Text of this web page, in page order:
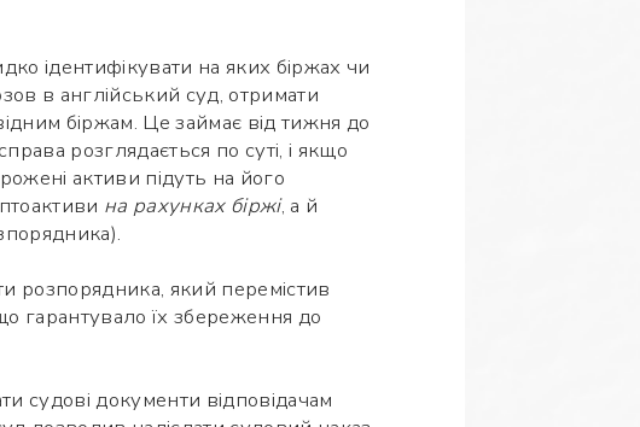
ідентифікувати на яких біржах чи
в англійський суд, отримати
біржам. Це займає від тижня до
розглядається по суті, і якщо
активи підуть на його
на рахунках біржі, а й
розпорядника, який перемістив
гарантувало їх збереження до
судові документи відповідачам